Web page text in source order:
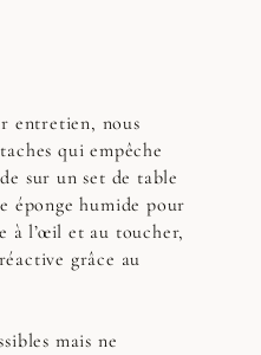
entretien, nous
qui empêche
sur un set de table
éponge humide pour
à l’œil et au toucher,
grâce au
mais ne